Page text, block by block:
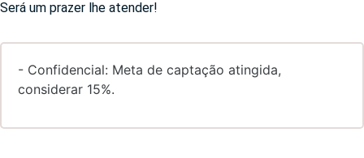
Será um prazer lhe atender!
- Confidencial: Meta de captação atingida,
considerar 15%.